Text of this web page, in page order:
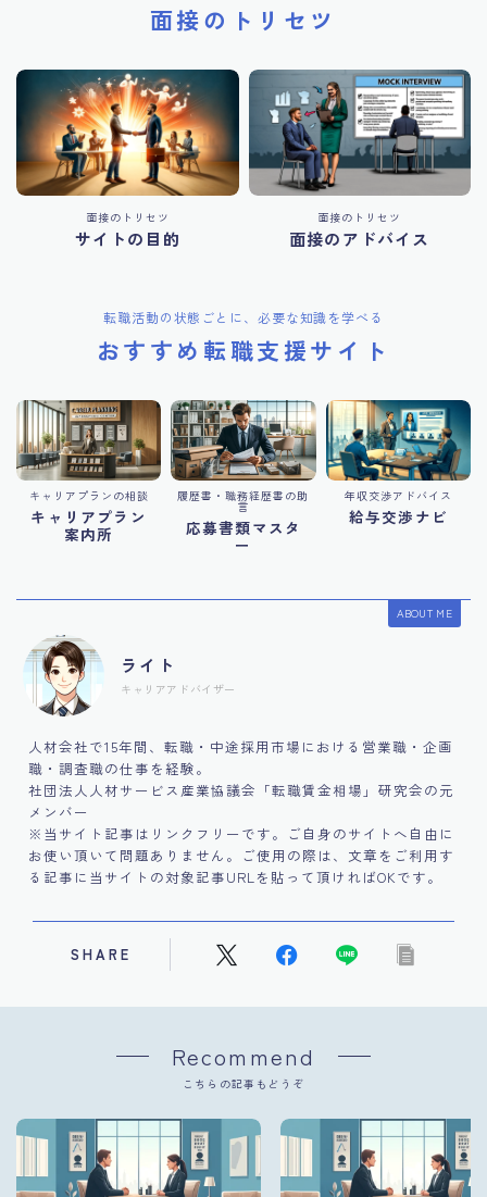
面接のトリセツ
面接のトリセツ
サイトの目的
面接のトリセツ
面接のアドバイス
転職活動の状態ごとに、必要な知識を学べる
おすすめ転職支援サイト
キャリアプランの相談
キャリアプラン
案内所
履歴書・職務経歴書の助
言
応募書類マスタ
ー
年収交渉アドバイス
給与交渉ナビ
ABOUT ME
ライト
キャリアアドバイザー
人材会社で15年間、転職・中途採用市場における営業職・企画
職・調査職の仕事を経験。
社団法人人材サービス産業協議会「転職賃金相場」研究会の元
メンバー
※当サイト記事はリンクフリーです。ご自身のサイトへ自由に
お使い頂いて問題ありません。ご使用の際は、文章をご利用す
る記事に当サイトの対象記事URLを貼って頂ければOKです。
SHARE
Recommend
こちらの記事もどうぞ